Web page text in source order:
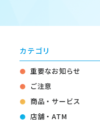
カテゴリ
重要なお知らせ
ご注意
商品・サービス
店舗・ATM